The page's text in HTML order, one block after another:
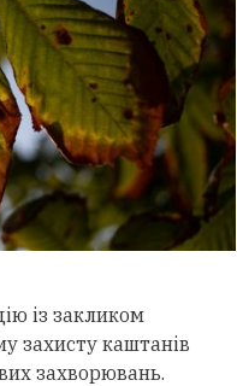
із закликом
захисту каштанів
захворювань.